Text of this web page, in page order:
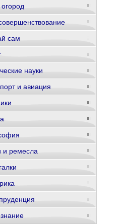
сам
науки
и авиация
и ремесла